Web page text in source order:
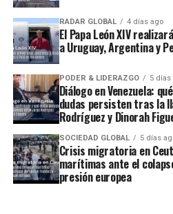
RADAR GLOBAL 4 días ago
El Papa León XIV
a Uruguay, Argentina y
PODER & LIDERAZGO 5 días
Diálogo en Venezuela:
dudas persisten tras la
Rodríguez y Dinorah
SOCIEDAD GLOBAL 5 días
Crisis migratoria en
marítimas ante el
presión europea